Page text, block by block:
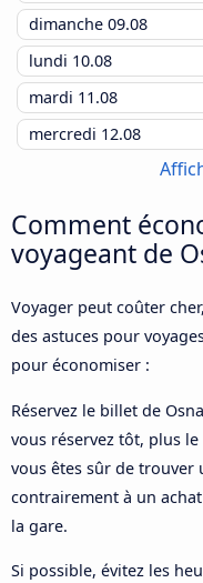
dimanche 09.08
lundi 10.08
mardi 11.08
mercredi 12.08
Comment
voyageant de
Voyager peut coûter
des astuces pour
pour économiser :
Réservez le billet de
vous réservez tôt, plus
vous êtes sûr de trouver
contrairement à un
la gare.
Si possible, évitez les